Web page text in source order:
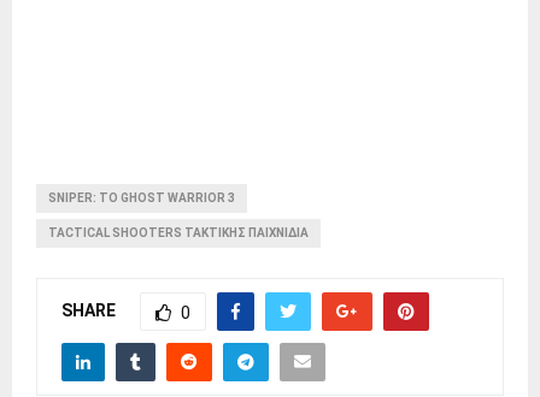
SNIPER: ΤΟ GHOST WARRIOR 3
TACTICAL SHOOTERS ΤΑΚΤΙΚΉΣ ΠΑΙΧΝΊΔΙΑ
SHARE 0